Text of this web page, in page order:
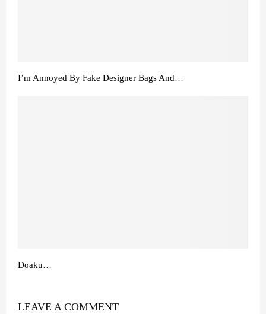
I’m Annoyed By Fake Designer Bags And…
Doaku…
LEAVE A COMMENT